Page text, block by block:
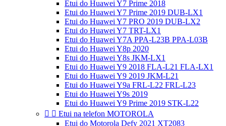
Etui do Huawei Y7 Prime 2018
Etui do Huawei Y7 Prime 2019 DUB-LX1
Etui do Huawei Y7 PRO 2019 DUB-LX2
Etui do Huawei Y7 TRT-LX1
Etui do Huawei Y7A PPA-L23B PPA-L03B
Etui do Huawei Y8p 2020
Etui do Huawei Y8s JKM-LX1
Etui do Huawei Y9 2018 FLA-L21 FLA-LX1
Etui do Huawei Y9 2019 JKM-L21
Etui do Huawei Y9a FRL-L22 FRL-L23
Etui do Huawei Y9s 2019
Etui do Huawei Y9 Prime 2019 STK-L22
  Etui na telefon MOTOROLA
Etui do Motorola Defy 2021 XT2083